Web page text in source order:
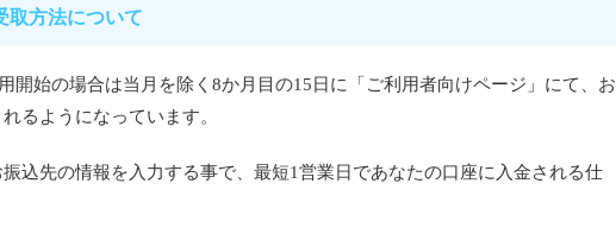
取方法について
開始の場合は当月を除く8か月目の15日に「ご利用者向けページ」にて、お
るようになっています。
込先の情報を入力する事で、最短1営業日であなたの口座に入金される仕